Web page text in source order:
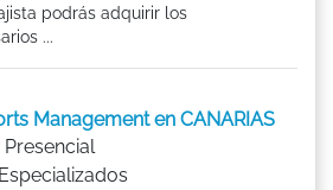
podrás adquirir los
...
Management en CANARIAS